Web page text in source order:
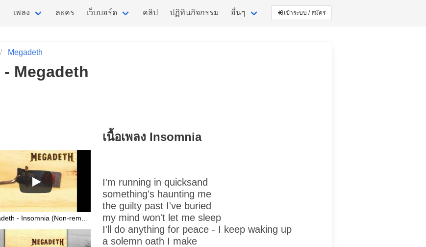
เพลง ละคร เว็บบอร์ด คลิป ปฏิทินกิจกรรม อื่นๆ เข้าระบบ / สมัคร
Megadeth
- Megadeth
Megadeth - Insomnia (Non-remastered)
เนื้อเพลง Insomnia
I'm running in quicksand
something's haunting me
the guilty past I've buried
my mind won't let me sleep
I'll do anything for peace - I keep waking up
a solemn oath I make